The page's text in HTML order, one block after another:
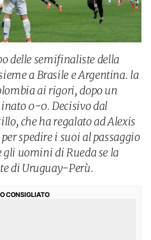
delle semifinaliste della
a Brasile e Argentina. la
ai rigori, dopo un
0-0. Decisivo dal
che ha regalato ad Alexis
spedire i suoi al passaggio
uomini di Rueda se la
di Uruguay-Perù.
CONSIGLIATO